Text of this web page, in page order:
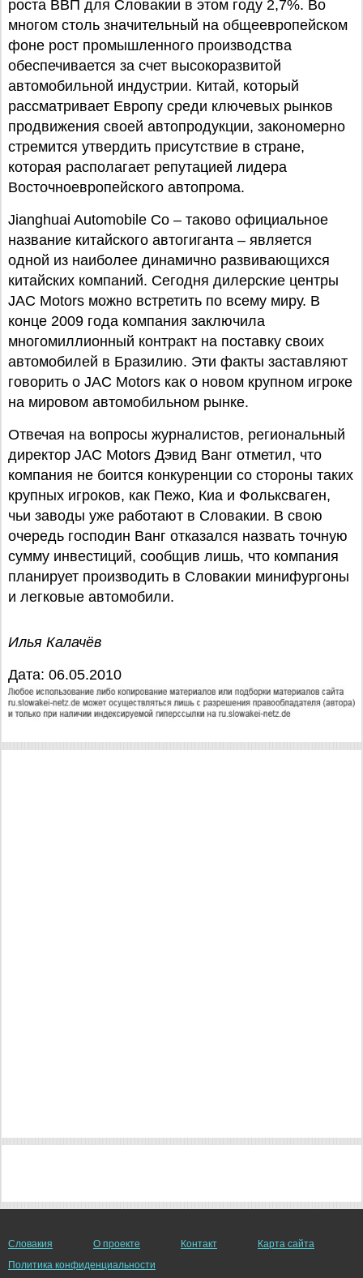
роста ВВП для Словакии в этом году 2,7%. Во
многом столь значительный на общеевропейском
фоне рост промышленного производства
обеспечивается за счет высокоразвитой
автомобильной индустрии. Китай, который
рассматривает Европу среди ключевых рынков
продвижения своей автопродукции, закономерно
стремится утвердить присутствие в стране,
которая располагает репутацией лидера
Восточноевропейского автопрома.
Jianghuai Automobile Co – таково официальное
название китайского автогиганта – является
одной из наиболее динамично развивающихся
китайских компаний. Сегодня дилерские центры
JAC Motors можно встретить по всему миру. В
конце 2009 года компания заключила
многомиллионный контракт на поставку своих
автомобилей в Бразилию. Эти факты заставляют
говорить о JAC Motors как о новом крупном игроке
на мировом автомобильном рынке.
Отвечая на вопросы журналистов, региональный
директор JAC Motors Дэвид Ванг отметил, что
компания не боится конкуренции со стороны таких
крупных игроков, как Пежо, Киа и Фольксваген,
чьи заводы уже работают в Словакии. В свою
очередь господин Ванг отказался назвать точную
сумму инвестиций, сообщив лишь, что компания
планирует производить в Словакии минифургоны
и легковые автомобили.
Илья Калачёв
Дата: 06.05.2010
Словакия О проекте Контакт
Карта сайта
Политика конфиденциальности